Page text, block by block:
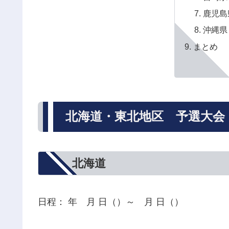
鹿児
沖縄県
まとめ
北海道・東北地区 予選大会
北海道
日程： 年 月 日（）～ 月 日（）